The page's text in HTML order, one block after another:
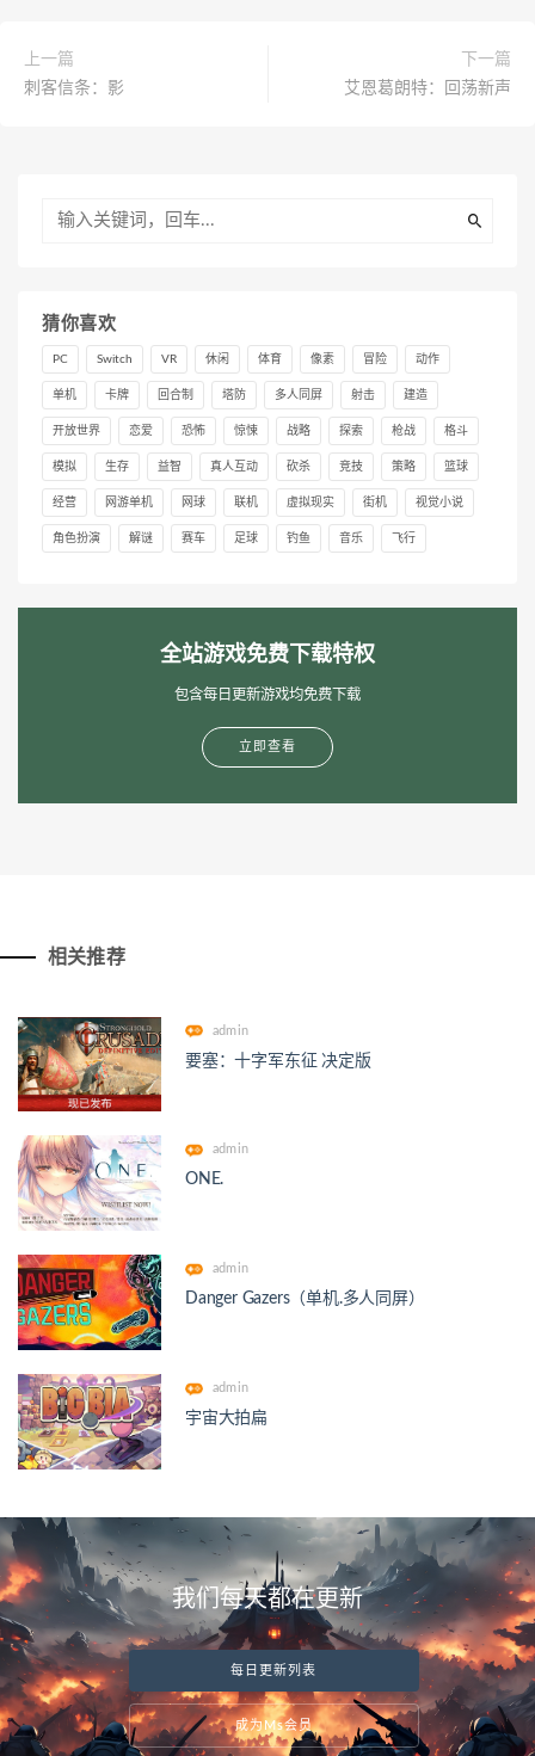
上一篇
刺客信条：影
下一篇
艾恩葛朗特：回荡新声
猜你喜欢
PC Switch VR 休闲 体育 像素 冒险 动作
单机 卡牌 回合制 塔防 多人同屏 射击 建造
开放世界 恋爱 恐怖 惊悚 战略 探索 枪战 格斗
模拟 生存 益智 真人互动 砍杀 竞技 策略 篮球
经营 网游单机 网球 联机 虚拟现实 街机 视觉小说
角色扮演 解谜 赛车 足球 钓鱼 音乐 飞行
全站游戏免费下载特权
包含每日更新游戏均免费下载
立即查看
相关推荐
admin
要塞：十字军东征 决定版
admin
ONE.
admin
Danger Gazers（单机.多人同屏）
admin
宇宙大拍扁
我们每天都在更新
每日更新列表
成为Ms会员